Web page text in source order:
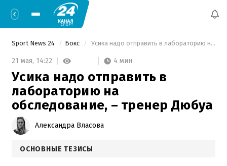
Sport News 24 Бокс Усика надо отправить в лабораторию на обследование, – тренер Дюбуа
21 мая, 14:22 4 мин
Усика надо отправить в
лабораторию на
обследование, – тренер Дюбуа
Александра Власова
ОСНОВНЫЕ ТЕЗИСЫ